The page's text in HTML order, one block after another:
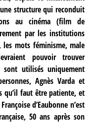
structure qui reconduit
au cinéma (film de
par les institutions
mots féminisme, male
pouvoir trouver
sont utilisés uniquement
Agnès Varda et
qu’il faut être patiente, et
d’Eaubonne n’est
50 ans après son